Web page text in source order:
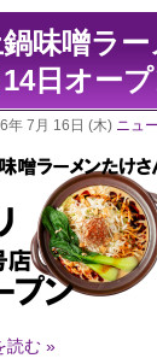
味噌ラ
日オー
年 7月 16日 (木) ニュ
読む »